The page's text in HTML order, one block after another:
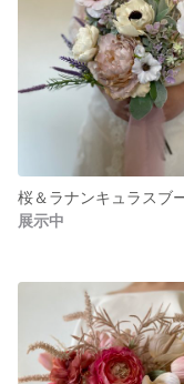
展示中